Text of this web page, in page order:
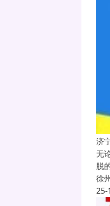
济
无
脱
徐
25-